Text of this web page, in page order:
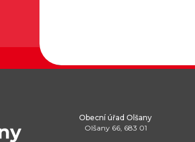
Obecní úřad Olšany
Olšany 66, 683 01